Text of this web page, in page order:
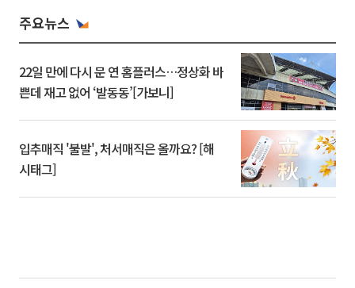
주요뉴스
22일 만에 다시 문 연 홈플러스…정상화 바
쁜데 재고 없어 ‘발동동’[가보니]
입추매직 '불발', 처서매직은 올까요? [해
시태그]